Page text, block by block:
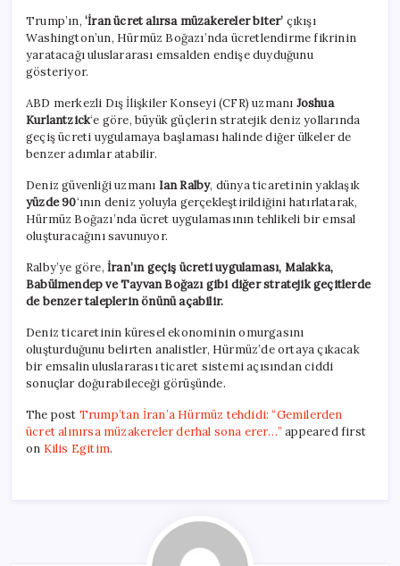
Trump’ın, ‘İran ücret alırsa müzakereler biter’ çıkışı
Washington’un, Hürmüz Boğazı’nda ücretlendirme fikrinin
yaratacağı uluslararası emsalden endişe duyduğunu
gösteriyor.
ABD merkezli Dış İlişkiler Konseyi (CFR) uzmanı Joshua
Kurlantzick‘e göre, büyük güçlerin stratejik deniz yollarında
geçiş ücreti uygulamaya başlaması halinde diğer ülkeler de
benzer adımlar atabilir.
Deniz güvenliği uzmanı Ian Ralby, dünya ticaretinin yaklaşık
yüzde 90‘ının deniz yoluyla gerçekleştirildiğini hatırlatarak,
Hürmüz Boğazı’nda ücret uygulamasının tehlikeli bir emsal
oluşturacağını savunuyor.
Ralby’ye göre, İran’ın geçiş ücreti uygulaması, Malakka,
Babülmendep ve Tayvan Boğazı gibi diğer stratejik geçitlerde
de benzer taleplerin önünü açabilir.
Deniz ticaretinin küresel ekonominin omurgasını
oluşturduğunu belirten analistler, Hürmüz’de ortaya çıkacak
bir emsalin uluslararası ticaret sistemi açısından ciddi
sonuçlar doğurabileceği görüşünde.
The post Trump’tan İran’a Hürmüz tehdidi: “Gemilerden
ücret alınırsa müzakereler derhal sona erer…” appeared first
on Kilis Egitim.